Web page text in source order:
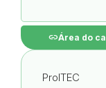
linkÁrea do
ProITEC